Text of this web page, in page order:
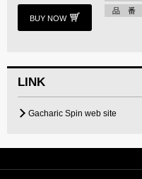
BUY NOW
品 番
LINK
Gacharic Spin web site